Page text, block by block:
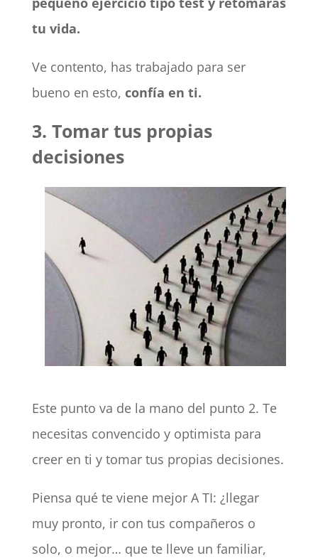
tu vida.
Ve contento, has trabajado para ser
bueno en esto, confía en ti.
3. Tomar tus propias
decisiones
Este punto va de la mano del punto 2. Te
necesitas convencido y optimista para
creer en ti y tomar tus propias decisiones.
Piensa qué te viene mejor A TI: ¿llegar
muy pronto, ir con tus compañeros o
solo, o mejor… que te lleve un familiar,